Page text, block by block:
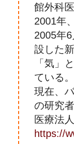
館外科
2001年
2005年
設した
「気」
ている。
現在、
の研究
医療法
https://